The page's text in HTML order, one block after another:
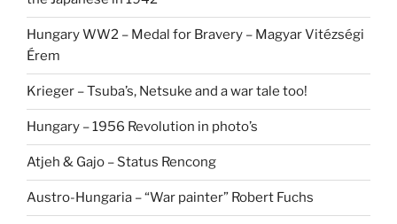
Hungary WW2 – Medal for Bravery – Magyar Vitézségi
Érem
Krieger – Tsuba’s, Netsuke and a war tale too!
Hungary – 1956 Revolution in photo’s
Atjeh & Gajo – Status Rencong
Austro-Hungaria – “War painter” Robert Fuchs